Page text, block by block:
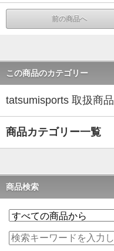
前の商品へ
この商品のカテゴリー
tatsumisports 取扱商品
商品カテゴリー一覧
商品検索